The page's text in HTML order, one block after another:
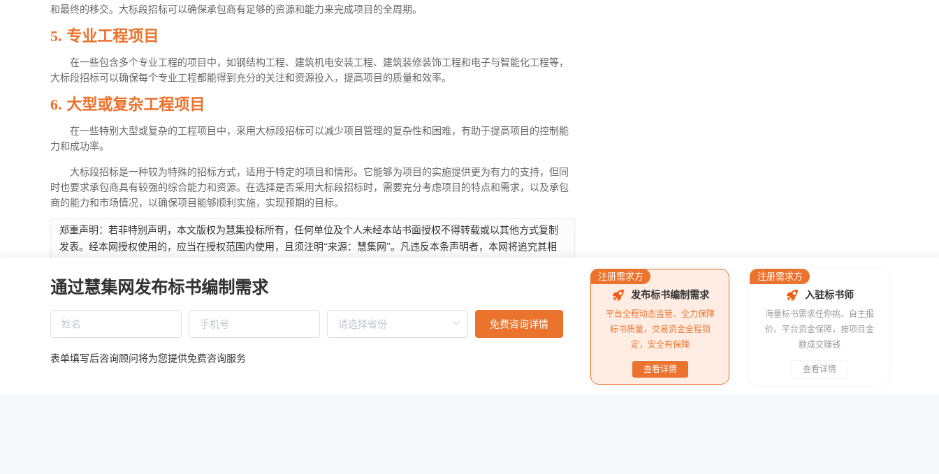
和最终的移交。大标段招标可以确保承包商有足够的资源和能力来完成项目的全周期。
5. 专业工程项目
在一些包含多个专业工程的项目中，如钢结构工程、建筑机电安装工程、建筑装修装饰工程和电子与智能化工程等，
大标段招标可以确保每个专业工程都能得到充分的关注和资源投入，提高项目的质量和效率。
6. 大型或复杂工程项目
在一些特别大型或复杂的工程项目中，采用大标段招标可以减少项目管理的复杂性和困难，有助于提高项目的控制能
力和成功率。
大标段招标是一种较为特殊的招标方式，适用于特定的项目和情形。它能够为项目的实施提供更为有力的支持，但同
时也要求承包商具有较强的综合能力和资源。在选择是否采用大标段招标时，需要充分考虑项目的特点和需求，以及承包
商的能力和市场情况，以确保项目能够顺利实施，实现预期的目标。
郑重声明：若非特别声明，本文版权为慧集投标所有，任何单位及个人未经本站书面授权不得转载或以其他方式复制
发表。经本网授权使用的，应当在授权范围内使用，且须注明“来源：慧集网”。凡违反本条声明者，本网将追究其相
本文地址：https://www.huijibid.cn/article/rmqk6c9fcdceec6e
上一篇：物业公司投标：如何展示出优秀的业绩和信誉？
通过慧集网发布标书编制需求
免费咨询详情
表单填写后咨询顾问将为您提供免费咨询服务
注册需求方
发布标书编制需求
平台全程动态监管、全力保障
标书质量，交易资金全程锁
定，安全有保障
查看详情
注册需求方
入驻标书师
海量标书需求任你挑、自主报
价、平台资金保障，按项目金
额成交赚钱
查看详情